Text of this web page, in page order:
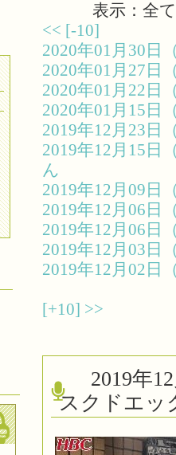
表示：全て
<< [-10]
2020年01月30
2020年01月27
2020年01月22
2020年01月15
2019年12月23
2019年12月15
ん
2019年12月09
2019年12月06
2019年12月06
2019年12月03
2019年12月02
[+10] >>
2019年
スクドエッ